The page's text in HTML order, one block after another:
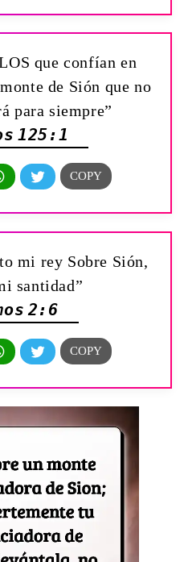
que confían en
de Sión que no
para siempre”
125:1
mi rey Sobre Sión,
santidad”
2:6